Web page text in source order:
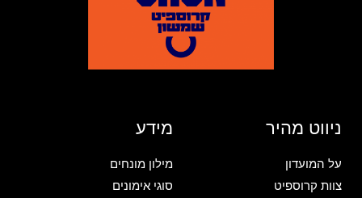
ניווט מהיר
על המועדון
צוות קרוספיט
מידע
מילון מונחים
סוגי אימונים